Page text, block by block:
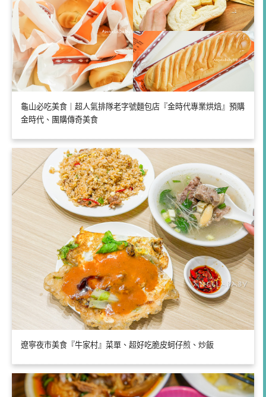
龜山必吃美食｜超人氣排隊老字號麵包店『金時代專業烘焙』預購
金時代、團購傳奇美食
遼寧夜市美食『牛家村』菜單、超好吃脆皮蚵仔煎、炒飯